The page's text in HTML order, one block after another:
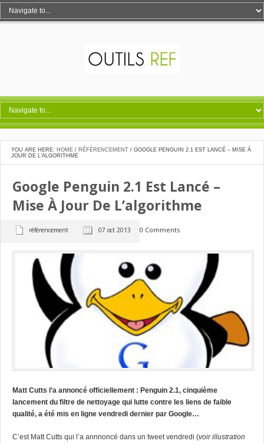
YOU ARE HERE: HOME / RÉFÉRENCEMENT / GOOGLE PENGUIN 2.1 EST LANCÉ – MISE À
JOUR DE L’ALGORITHME
Google Penguin 2.1 Est Lancé –
Mise À Jour De L’algorithme
référencement 07 oct 2013 0 Comments
Matt Cutts l’a annoncé officiellement : Penguin 2.1, cinquième
lancement du filtre de nettoyage qui lutte contre les liens de faible
qualité, a été mis en ligne vendredi dernier par Google…
C’est Matt Cutts qui l’a annnoncé dans un tweet vendredi (voir illustration